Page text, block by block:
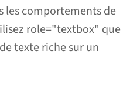
les comportements de
role="textbox" que
texte riche sur un